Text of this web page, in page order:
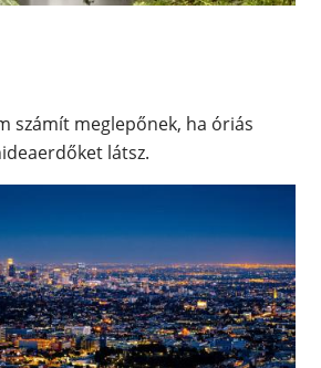
számít meglepőnek, ha óriás
látsz.